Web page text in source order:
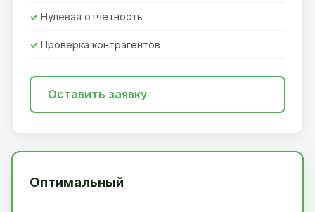
Нулевая отчётность
Проверка контрагентов
Оставить заявку
Оптимальный